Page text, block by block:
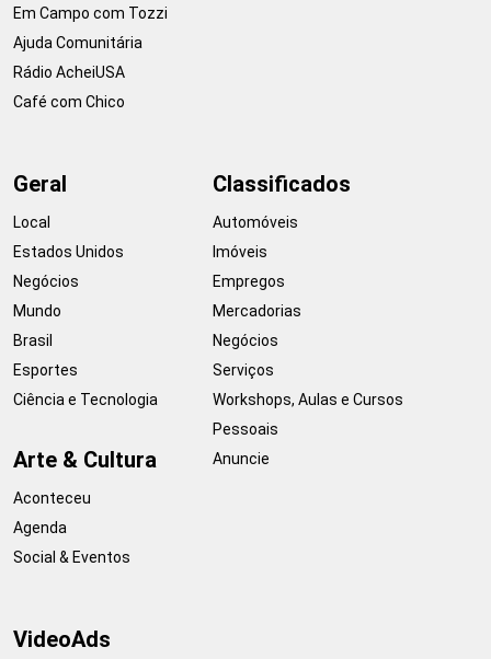
Em Campo com Tozzi
Ajuda Comunitária
Rádio AcheiUSA
Café com Chico
Geral
Local
Estados Unidos
Negócios
Mundo
Brasil
Esportes
Ciência e Tecnologia
Arte & Cultura
Aconteceu
Agenda
Social & Eventos
Classificados
Automóveis
Imóveis
Empregos
Mercadorias
Negócios
Serviços
Workshops, Aulas e Cursos
Pessoais
Anuncie
VideoAds